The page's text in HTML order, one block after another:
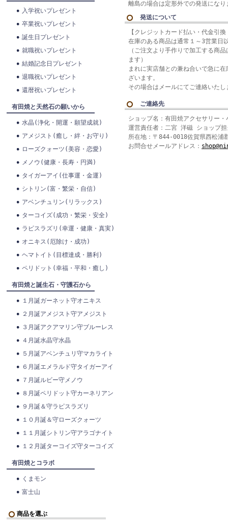
入学祝いプレゼント
卒業祝いプレゼント
誕生日プレゼント
就職祝いプレゼント
結婚記念日プレゼント
退職祝いプレゼント
還暦祝いプレゼント
有田焼と天然石の願いから
水晶(浄化・開運・願望成就)
アメジスト(癒し・絆・お守り)
ローズクォーツ(美容・恋愛)
メノウ(健康・長寿・円満)
タイガーアイ(仕事運・金運)
シトリン(富・繁栄・自信)
アベンチュリン(リラックス)
ターコイズ(成功・繁栄・安全)
ラピスラズリ(幸運・健康・真実)
オニキス(厄除け・成功)
ヘマトイト(目標達成・勝利)
ペリドット(幸福・平和・癒し)
有田焼と誕生石・守護石から
１月誕ガーネット守オニキス
２月誕アメジスト守アメジスト
３月誕アクアマリン守ブルーレス
４月誕水晶守水晶
５月誕アベンチュリ守マカライト
６月誕エメラルド守タイガーアイ
７月誕ルビー守メノウ
８月誕ペリドット守カーネリアン
９月誕＆守ラピスラズリ
１０月誕＆守ローズクォーツ
１１月誕シトリン守アラゴナイト
１２月誕ターコイズ守ターコイズ
有田焼とコラボ
くまモン
富士山
商品を選ぶ
離島の場合は定形外での発送になり
発送について
【クレジットカード払い・代金引
在庫のある商品は通常１～3営業日
（ご注文より手作りで加工する商
ます）
まれに実店舗との兼ね合いで急に
ざいます。
その場合はメールにてご連絡いたし
ご連絡先
ショップ名：有田焼アクセサリー
運営責任者：二宮 洋磁 ショップ
所在地：〒844-0018佐賀県西松浦
お問合せメールアドレス：